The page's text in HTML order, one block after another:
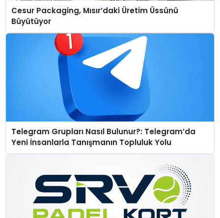
Cesur Packaging, Mısır’daki Üretim Üssünü
Büyütüyor
Telegram Grupları Nasıl Bulunur?: Telegram’da
Yeni İnsanlarla Tanışmanın Topluluk Yolu